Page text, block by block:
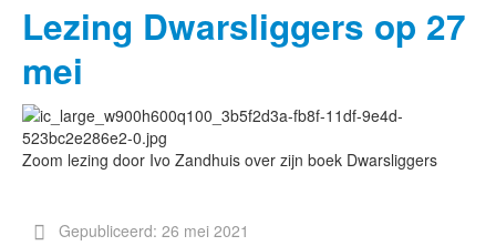
Lezing Dwarsliggers op 27
mei
Zoom lezing door Ivo Zandhuis over zijn boek Dwarsliggers
Gepubliceerd: 26 mei 2021